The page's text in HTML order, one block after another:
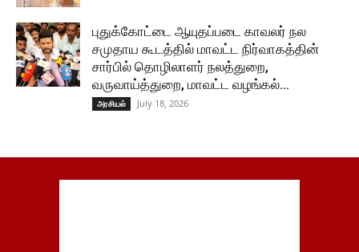
புதுக்கோட்டை ஆயுதப்படை காவலர் நல
சமுதாய கூடத்தில் மாவட்ட நிர்வாகத்தின்
சார்பில் தொழிலாளர் நலத்துறை,
வருவாய்த்துறை, மாவட்ட வழங்கல்...
அரசியல் July 18, 2026